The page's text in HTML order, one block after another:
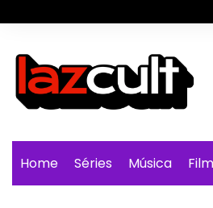
para
conteúdo
Home Séries Música